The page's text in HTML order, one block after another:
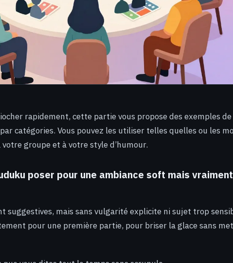
rapidement, cette partie vous propose des exemples de
catégories. Vous pouvez les utiliser telles quelles ou les
groupe et à votre style d’humour.
poser pour une ambiance soft mais vraiment
suggestives, mais sans vulgarité explicite ni sujet trop
pour une première partie, pour briser la glace sans